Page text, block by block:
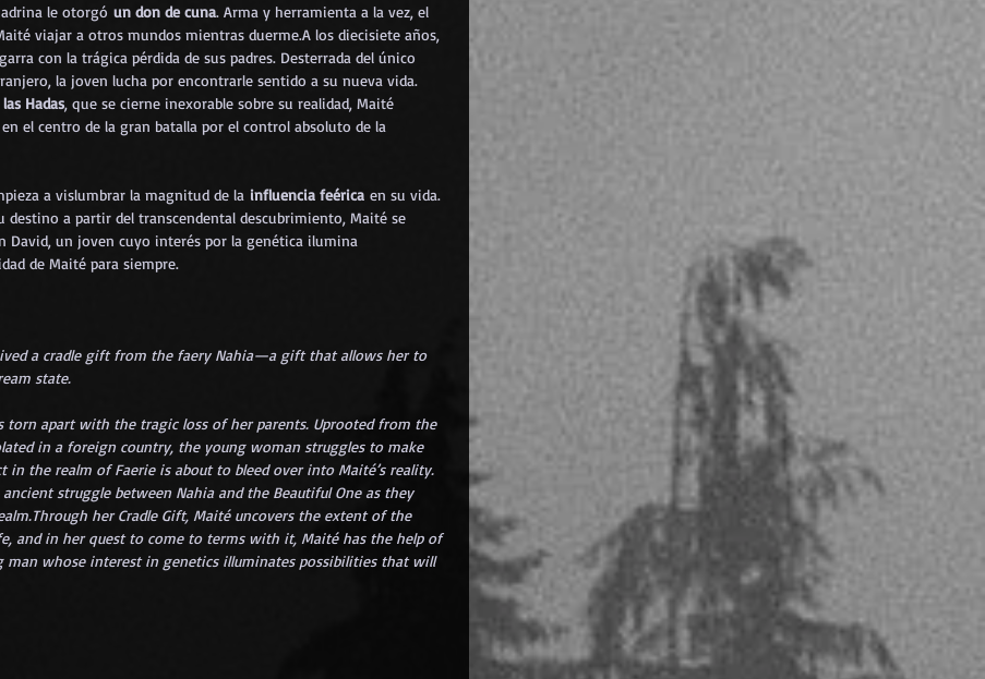
le otorgó un don de cuna. Arma y herramienta a la vez, el
viajar a otros mundos mientras duerme.A los diecisiete años,
con la trágica pérdida de sus padres. Desterrada del único
la joven lucha por encontrarle sentido a su nueva vida.
Hadas, que se cierne inexorable sobre su realidad, Maité
el centro de la gran batalla por el control absoluto de la
a vislumbrar la magnitud de la influencia feérica en su vida.
destino a partir del transcendental descubrimiento, Maité se
David, un joven cuyo interés por la genética ilumina
de Maité para siempre.
a cradle gift from the faery Nahia—a gift that allows her to
state.
torn apart with the tragic loss of her parents. Uprooted from the
in a foreign country, the young woman struggles to make
in the realm of Faerie is about to bleed over into Maité’s reality.
struggle between Nahia and the Beautiful One as they
her Cradle Gift, Maité uncovers the extent of the
and in her quest to come to terms with it, Maité has the help of
man whose interest in genetics illuminates possibilities that will